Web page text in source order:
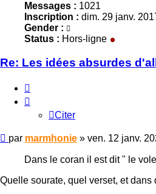
Messages : 1021
Inscription : dim. 29 janv.
Gender :
Status : Hors-ligne
Re: Les idées absurdes
Citer
Message
non
par marmhonie » ven. 12 janv.
Dans le coran il est dit " le
Quelle sourate, quel verset, et